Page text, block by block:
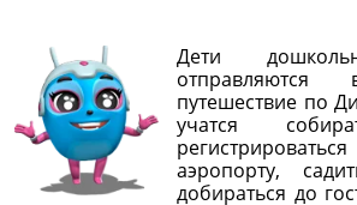
Дети
отправляются
путешествие по
учатся
аэропорту,
добираться до